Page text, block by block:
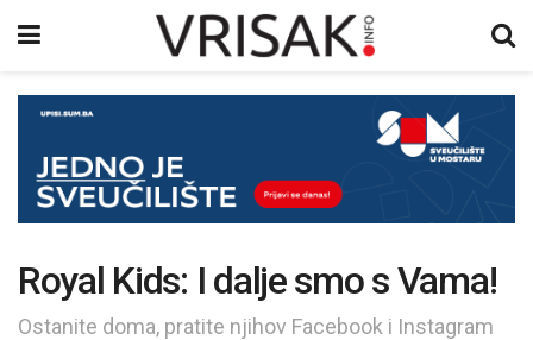
Royal Kids: I dalje smo s Vama!
Ostanite doma, pratite njihov Facebook i Instagram